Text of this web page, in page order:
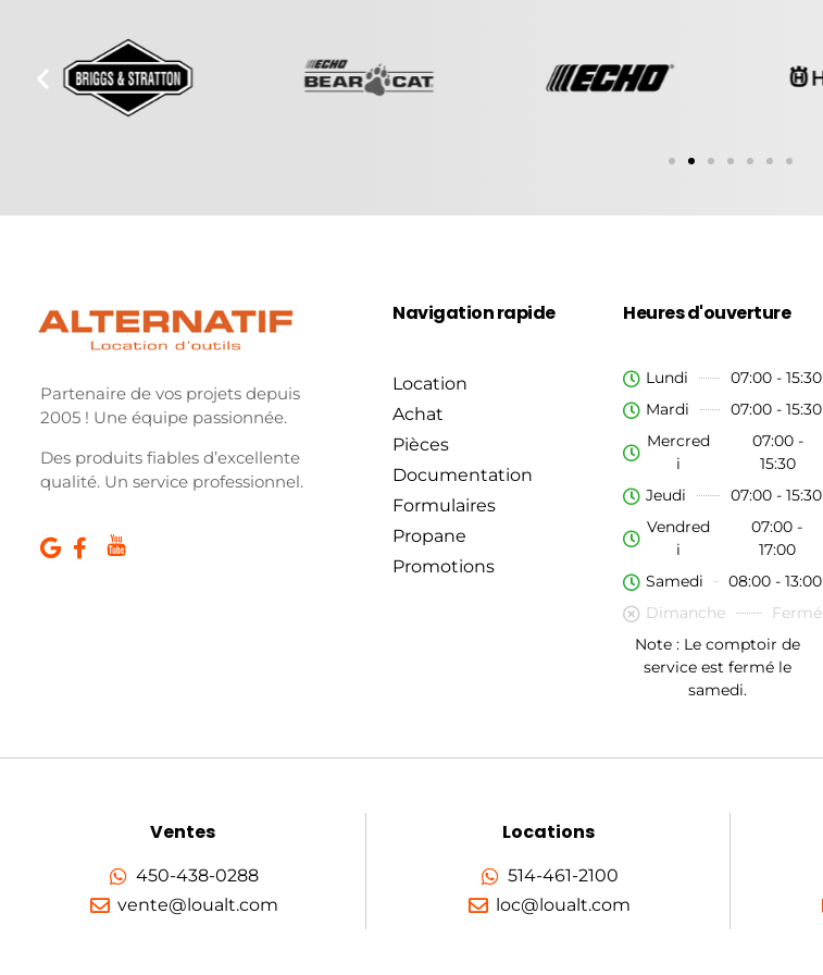
Partenaire de vos projets depuis
2005 ! Une équipe passionnée.
Des produits fiables d’excellente
qualité. Un service professionnel.
Navigation rapide
Location
Achat
Pièces
Documentation
Formulaires
Propane
Promotions
Heures d'ouverture
Lundi
07:00 - 15:30
Mardi
07:00 - 15:30
Mercred
i
07:00 -
15:30
Jeudi
07:00 - 15:30
Vendred
i
07:00 -
17:00
Samedi
08:00 - 13:00
Dimanche
Fermé
Note : Le comptoir de
service est fermé le
samedi.
Ventes
450-438-0288
vente@loualt.com
Locations
514-461-2100
loc@loualt.com